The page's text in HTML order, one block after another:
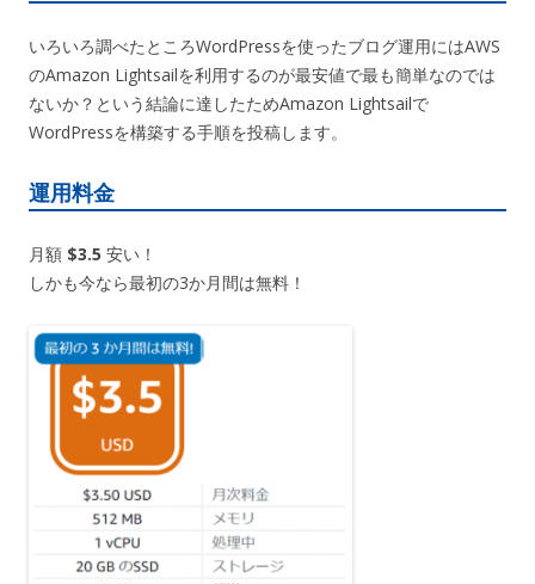
いろいろ調べたところWordPressを使ったブログ運用にはAWS
のAmazon Lightsailを利用するのが最安値で最も簡単なのでは
ないか？という結論に達したためAmazon Lightsailで
WordPressを構築する手順を投稿します。
運用料金
月額 $3.5 安い！
しかも今なら最初の3か月間は無料！